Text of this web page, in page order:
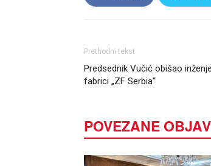
Prethodni tekst
Predsednik Vučić obišao
fabrici „ZF Serbia“
POVEZANE